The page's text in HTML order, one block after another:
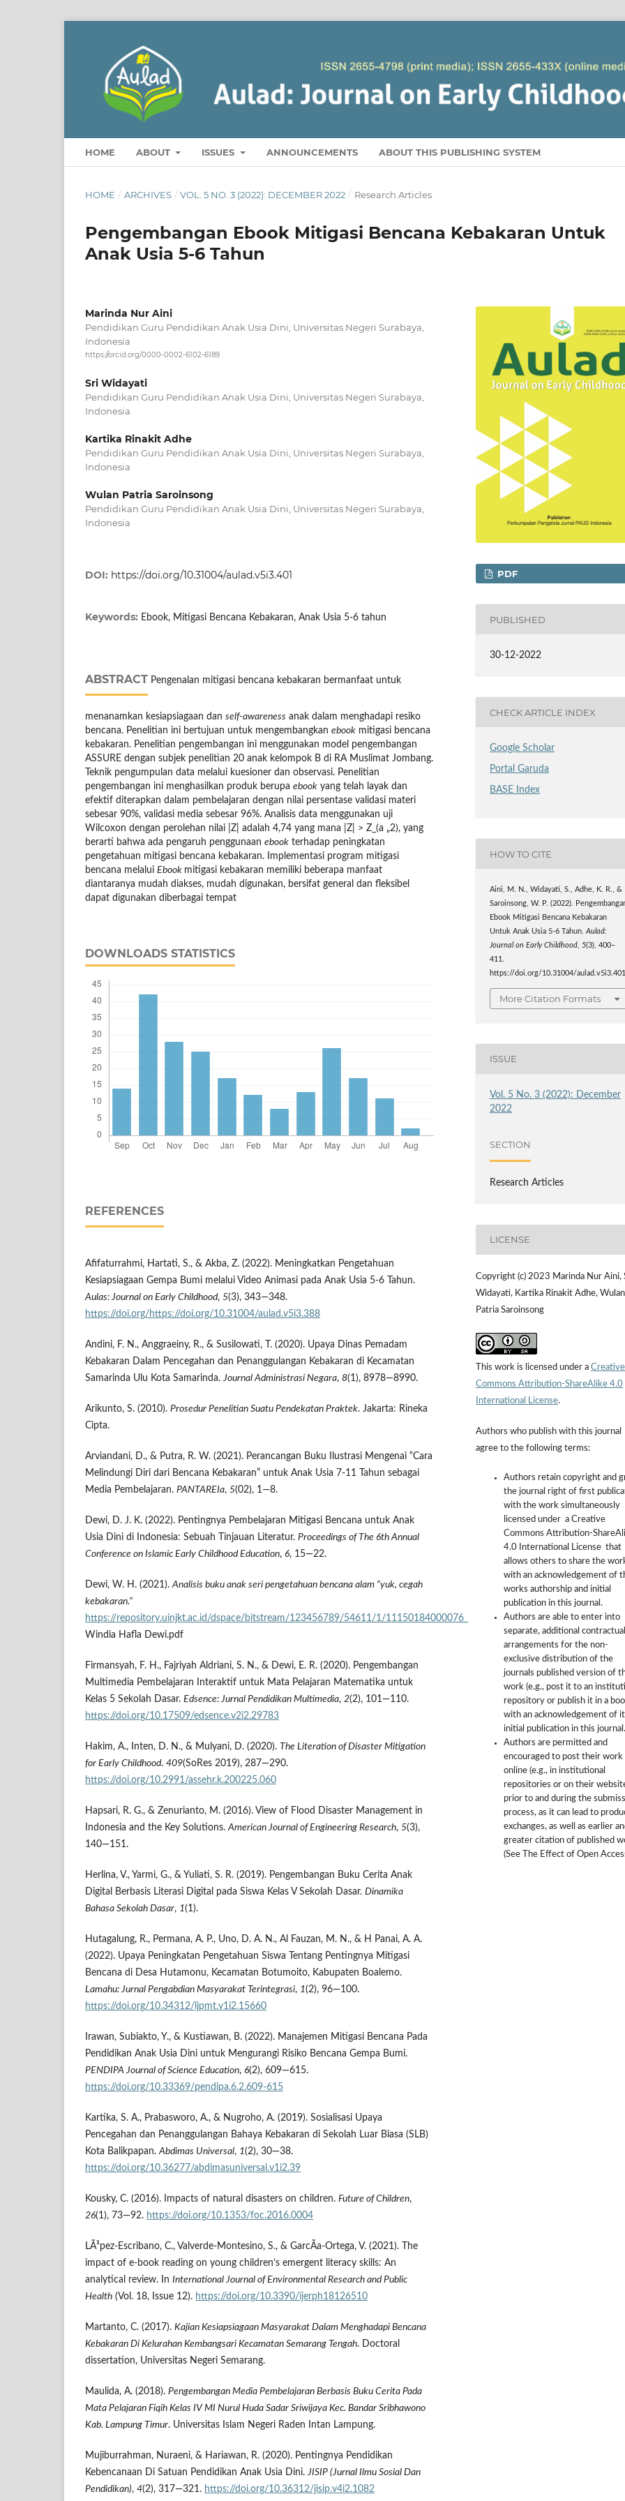
HOME ABOUT ISSUES ANNOUNCEMENTS ABOUT THIS PUBLISHING SYSTEM
HOME / ARCHIVES / VOL. 5 NO. 3 (2022): DECEMBER 2022 / Research Articles
Pengembangan Ebook Mitigasi Bencana Kebakaran Untuk
Anak Usia 5-6 Tahun
Marinda Nur Aini
Pendidikan Guru Pendidikan Anak Usia Dini, Universitas Negeri Surabaya,
Indonesia
https://orcid.org/0000-0002-6102-6189
Sri Widayati
Pendidikan Guru Pendidikan Anak Usia Dini, Universitas Negeri Surabaya,
Indonesia
Kartika Rinakit Adhe
Pendidikan Guru Pendidikan Anak Usia Dini, Universitas Negeri Surabaya,
Indonesia
Wulan Patria Saroinsong
Pendidikan Guru Pendidikan Anak Usia Dini, Universitas Negeri Surabaya,
Indonesia
DOI: https://doi.org/10.31004/aulad.v5i3.401
Keywords: Ebook, Mitigasi Bencana Kebakaran, Anak Usia 5-6 tahun
ABSTRACT Pengenalan mitigasi bencana kebakaran bermanfaat untuk
menanamkan kesiapsiagaan dan self-awareness anak dalam menghadapi resiko
bencana. Penelitian ini bertujuan untuk mengembangkan ebook mitigasi bencana
kebakaran. Penelitian pengembangan ini menggunakan model pengembangan
ASSURE dengan subjek penelitian 20 anak kelompok B di RA Muslimat Jombang.
Teknik pengumpulan data melalui kuesioner dan observasi. Penelitian
pengembangan ini menghasilkan produk berupa ebook yang telah layak dan
efektif diterapkan dalam pembelajaran dengan nilai persentase validasi materi
sebesar 90%, validasi media sebesar 96%. Analisis data menggunakan uji
Wilcoxon dengan perolehan nilai |Z| adalah 4,74 yang mana |Z| > Z_(a „2), yang
berarti bahwa ada pengaruh penggunaan ebook terhadap peningkatan
pengetahuan mitigasi bencana kebakaran. Implementasi program mitigasi
bencana melalui Ebook mitigasi kebakaran memiliki beberapa manfaat
diantaranya mudah diakses, mudah digunakan, bersifat general dan fleksibel
dapat digunakan diberbagai tempat
DOWNLOADS STATISTICS
REFERENCES
Afifaturrahmi, Hartati, S., & Akba, Z. (2022). Meningkatkan Pengetahuan
Kesiapsiagaan Gempa Bumi melalui Video Animasi pada Anak Usia 5-6 Tahun.
Aulas: Journal on Early Childhood, 5(3), 343—348.
https://doi.org/https://doi.org/10.31004/aulad.v5i3.388
Andini, F. N., Anggraeiny, R., & Susilowati, T. (2020). Upaya Dinas Pemadam
Kebakaran Dalam Pencegahan dan Penanggulangan Kebakaran di Kecamatan
Samarinda Ulu Kota Samarinda.Journal Administrasi Negara, 8(1), 8978—8990.
Arikunto, S. (2010). Prosedur Penelitian Suatu Pendekatan Praktek. Jakarta: Rineka
Cipta.
Arviandani, D., & Putra, R. W. (2021). Perancangan Buku Ilustrasi Mengenai “Cara
Melindungi Diri dari Bencana Kebakaran” untuk Anak Usia 7-11 Tahun sebagai
Media Pembelajaran. PANTAREIa, 5(02), 1—8.
Dewi, D. J. K. (2022). Pentingnya Pembelajaran Mitigasi Bencana untuk Anak
Usia Dini di Indonesia: Sebuah Tinjauan Literatur. Proceedings of The 6th Annual
Conference on Islamic Early Childhood Education, 6, 15—22.
Dewi, W. H. (2021).Analisis buku anak seri pengetahuan bencana alam “yuk, cegah
kebakaran.”
https://repository.uinjkt.ac.id/dspace/bitstream/123456789/54611/1/11150184000076_
Windia Hafla Dewi.pdf
Firmansyah, F. H., Fajriyah Aldriani, S. N., & Dewi, E. R. (2020). Pengembangan
Multimedia Pembelajaran Interaktif untuk Mata Pelajaran Matematika untuk
Kelas 5 Sekolah Dasar. Edsence: Jurnal Pendidikan Multimedia, 2(2), 101—110.
https://doi.org/10.17509/edsence.v2i2.29783
Hakim, A., Inten, D. N., & Mulyani, D. (2020). The Literation of Disaster Mitigation
for Early Childhood. 409(SoRes 2019), 287—290.
https://doi.org/10.2991/assehr.k.200225.060
Hapsari, R. G., & Zenurianto, M. (2016). View of Flood Disaster Management in
Indonesia and the Key Solutions.American Journal of Engineering Research, 5(3),
140—151.
Herlina, V., Yarmi, G., & Yuliati, S. R. (2019). Pengembangan Buku Cerita Anak
Digital Berbasis Literasi Digital pada Siswa Kelas V Sekolah Dasar. Dinamika
Bahasa Sekolah Dasar, 1(1).
Hutagalung, R., Permana, A. P., Uno, D. A. N., Al Fauzan, M. N., & H Panai, A. A.
(2022). Upaya Peningkatan Pengetahuan Siswa Tentang Pentingnya Mitigasi
Bencana di Desa Hutamonu, Kecamatan Botumoito, Kabupaten Boalemo.
Lamahu: Jurnal Pengabdian Masyarakat Terintegrasi, 1(2), 96—100.
https://doi.org/10.34312/ljpmt.v1i2.15660
Irawan, Subiakto, Y., & Kustiawan, B. (2022). Manajemen Mitigasi Bencana Pada
Pendidikan Anak Usia Dini untuk Mengurangi Risiko Bencana Gempa Bumi.
PENDIPA Journal of Science Education, 6(2), 609—615.
https://doi.org/10.33369/pendipa.6.2.609-615
Kartika, S. A., Prabasworo, A., & Nugroho, A. (2019). Sosialisasi Upaya
Pencegahan dan Penanggulangan Bahaya Kebakaran di Sekolah Luar Biasa (SLB)
Kota Balikpapan.Abdimas Universal, 1(2), 30—38.
https://doi.org/10.36277/abdimasuniversal.v1i2.39
Kousky, C. (2016). Impacts of natural disasters on children. Future of Children,
26(1), 73—92. https://doi.org/10.1353/foc.2016.0004
LÃ³pez-Escribano, C., Valverde-Montesino, S., & GarcÃ­a-Ortega, V. (2021). The
impact of e-book reading on young children’s emergent literacy skills: An
analytical review. In International Journal of Environmental Research and Public
Health (Vol. 18, Issue 12). https://doi.org/10.3390/ijerph18126510
Martanto, C. (2017). Kajian Kesiapsiagaan Masyarakat Dalam Menghadapi Bencana
Kebakaran Di Kelurahan Kembangsari Kecamatan Semarang Tengah. Doctoral
dissertation, Universitas Negeri Semarang.
Maulida, A. (2018). Pengembangan Media Pembelajaran Berbasis Buku Cerita Pada
Mata Pelajaran Fiqih Kelas IV MI Nurul Huda Sadar Sriwijaya Kec. Bandar Sribhawono
Kab. Lampung Timur. Universitas Islam Negeri Raden Intan Lampung.
Mujiburrahman, Nuraeni, & Hariawan, R. (2020). Pentingnya Pendidikan
Kebencanaan Di Satuan Pendidikan Anak Usia Dini.JISIP (Jurnal Ilmu Sosial Dan
Pendidikan), 4(2), 317—321. https://doi.org/10.36312/jisip.v4i2.1082
PDF
PUBLISHED
30-12-2022
CHECK ARTICLE INDEX
Google Scholar
Portal Garuda
BASE Index
HOW TO CITE
Aini, M. N., Widayati, S., Adhe, K. R., &
Saroinsong, W. P. (2022).
Ebook Mitigasi Bencana Kebakaran
Untuk Anak Usia 5-6 Tahun.Aulad:
Journal on Early Childhood,5(3), 400–
411.
https://doi.org/10.31004/aulad.v5i3.401
More Citation Formats
ISSUE
Vol. 5 No. 3 (2022): December
2022
SECTION
Research Articles
LICENSE
Copyright (c) 2023 Marinda Nur Aini,
Widayati, Kartika Rinakit Adhe, Wulan
Patria Saroinsong
This work is licensed under a Creative
Commons Attribution-ShareAlike 4.0
International License.
Authors who publish with this journal
agree to the following terms:
Authors retain copyright and
the journal right of first
with the work simultaneously
licensed under a Creative
Commons Attribution-
4.0 International License that
allows others to share the
with an acknowledgement of
works authorship and initial
publication in this journal.
Authors are able to enter into
separate, additional contractual
arrangements for the non-
exclusive distribution of the
journals published version of
work (e.g., post it to an
repository or publish it in a
with an acknowledgement of
initial publication in this journal.
Authors are permitted and
encouraged to post their work
online (e.g., in institutional
repositories or on their
prior to and during the
process, as it can lead to
exchanges, as well as earlier
greater citation of published
(See The Effect of Open